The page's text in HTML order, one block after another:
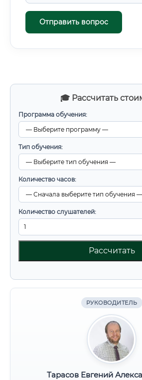
🎓 Рассчитать
Программа обучения:
Тип обучения:
Количество часов:
Количество слушателей:
Рассчитать
РУКОВОДИТЕЛЬ
Тарасов Евгений
Отправить вопрос